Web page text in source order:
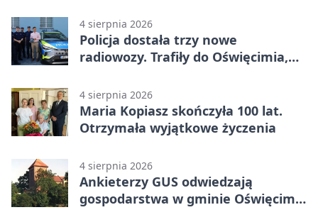
4 sierpnia 2026
Policja dostała trzy nowe
radiowozy. Trafiły do Oświęcimia,
4 sierpnia 2026
Maria Kopiasz skończyła 100 lat.
Otrzymała wyjątkowe życzenia
4 sierpnia 2026
Ankieterzy GUS odwiedzają
gospodarstwa w gminie Oświęcim.